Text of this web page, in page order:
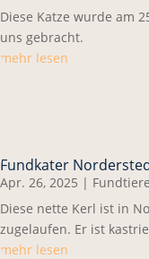
Diese Katze wurde am
uns gebracht.
mehr lesen
Fundkater
Apr. 26, 2025 |
Diese nette Kerl ist in
zugelaufen. Er ist
mehr lesen